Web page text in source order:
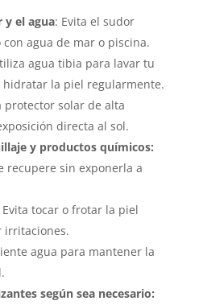
y el agua: Evita el sudor
con agua de mar o piscina.
agua tibia para lavar tu
hidratar la piel regularmente.
protector solar de alta
directa al sol.
y productos químicos:
recupere sin exponerla a
Evita tocar o frotar la piel
irritaciones.
agua para mantener la
según sea necesario: